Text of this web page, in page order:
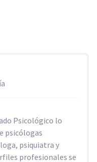
Psicológico lo
psicólogas
psiquiatra y
profesionales se